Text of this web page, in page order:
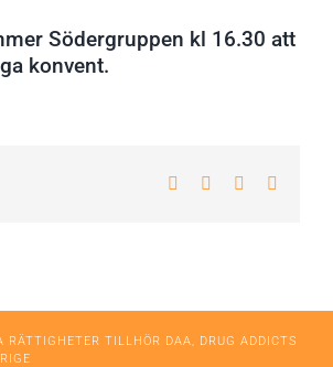
Södergruppen kl 16.30 att
konvent.
Facebook WhatsApp
TILLHÖR DAA, DRUG ADDICTS